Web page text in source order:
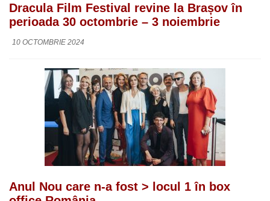
Dracula Film Festival revine la Brașov în
perioada 30 octombrie – 3 noiembrie
10 OCTOMBRIE 2024
Anul Nou care n-a fost > locul 1 în box